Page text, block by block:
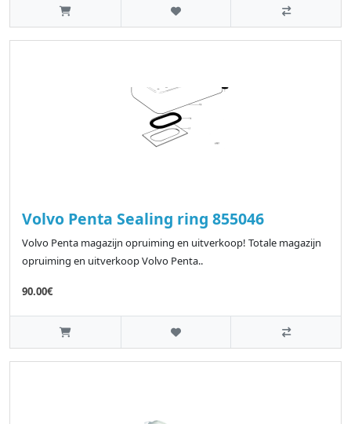
Volvo Penta Sealing ring 855046
Volvo Penta magazijn opruiming en uitverkoop! Totale magazijn
opruiming en uitverkoop Volvo Penta..
90.00€